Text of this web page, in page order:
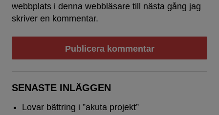
webbplats i denna webbläsare till nästa gång jag
skriver en kommentar.
SENASTE INLÄGGEN
Lovar bättring i ”akuta projekt”